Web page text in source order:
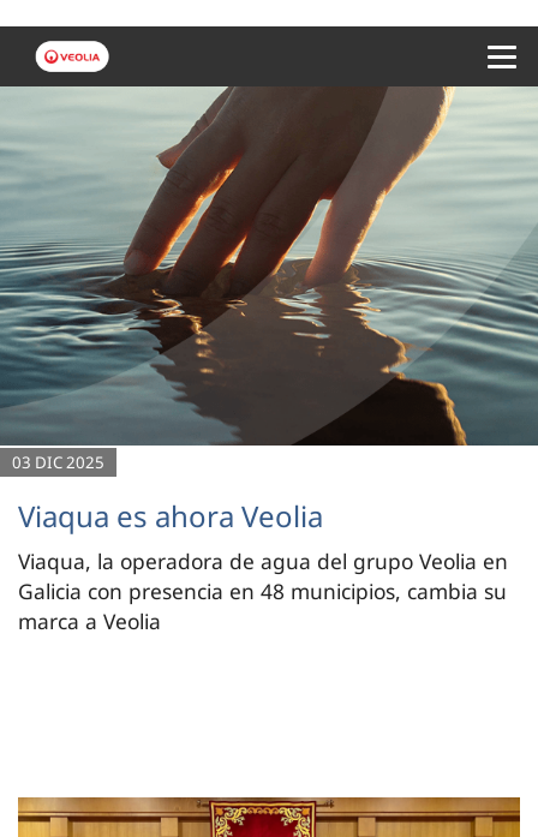
03 DIC 2025
Viaqua es ahora Veolia
Viaqua, la operadora de agua del grupo Veolia en
Galicia con presencia en 48 municipios, cambia su
marca a Veolia